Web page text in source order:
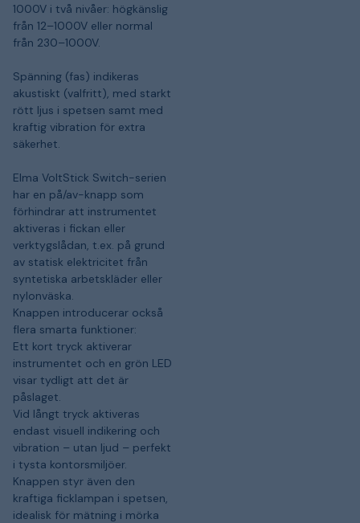
1000V i två nivåer: högkänslig
från 12–1000V eller normal
från 230–1000V.
Spänning (fas) indikeras
akustiskt (valfritt), med starkt
rött ljus i spetsen samt med
kraftig vibration för extra
säkerhet.
Elma VoltStick Switch-serien
har en på/av-knapp som
förhindrar att instrumentet
aktiveras i fickan eller
verktygslådan, t.ex. på grund
av statisk elektricitet från
syntetiska arbetskläder eller
nylonväska.
Knappen introducerar också
flera smarta funktioner:
Ett kort tryck aktiverar
instrumentet och en grön LED
visar tydligt att det är
påslaget.
Vid långt tryck aktiveras
endast visuell indikering och
vibration – utan ljud – perfekt
i tysta kontorsmiljöer.
Knappen styr även den
kraftiga ficklampan i spetsen,
idealisk för mätning i mörka